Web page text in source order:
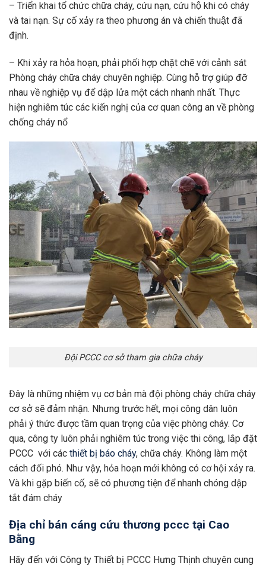
– Triển khai tổ chức chữa cháy, cứu nạn, cứu hộ khi có cháy
và tai nạn. Sự cố xảy ra theo phương án và chiến thuật đã
định.
– Khi xảy ra hỏa hoạn, phải phối hợp chặt chẽ với cảnh sát
Phòng cháy chữa cháy chuyên nghiệp. Cùng hỗ trợ giúp đỡ
nhau về nghiệp vụ để dập lửa một cách nhanh nhất. Thực
hiện nghiêm túc các kiến nghị của cơ quan công an về phòng
chống cháy nổ
Đội PCCC cơ sở tham gia chữa cháy
Đây là những nhiệm vụ cơ bản mà đội phòng cháy chữa cháy
cơ sở sẽ đảm nhận. Nhưng trước hết, mọi công dân luôn
phải ý thức được tầm quan trọng của việc phòng cháy. Cơ
qua, công ty luôn phải nghiêm túc trong việc thi công, lắp đặt
PCCC với các thiết bị báo cháy, chữa cháy. Không làm một
cách đối phó. Như vậy, hỏa hoạn mới không có cơ hội xảy ra.
Và khi gặp biến cố, sẽ có phương tiện để nhanh chóng dập
tắt đám cháy
Địa chỉ bán cáng cứu thương pccc tại Cao
Bằng
Hãy đến với Công ty Thiết bị PCCC Hưng Thịnh chuyên cung